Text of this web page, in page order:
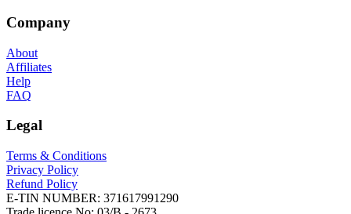
Company
About
Affiliates
Help
FAQ
Legal
Terms & Conditions
Privacy Policy
Refund Policy
E-TIN NUMBER: 371617991290